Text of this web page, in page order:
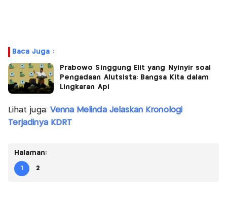
Baca Juga :
Prabowo Singgung Elit yang Nyinyir soal
Pengadaan Alutsista: Bangsa Kita dalam
Lingkaran Api
Lihat juga: Venna Melinda Jelaskan Kronologi
Terjadinya KDRT
Halaman:
1 2